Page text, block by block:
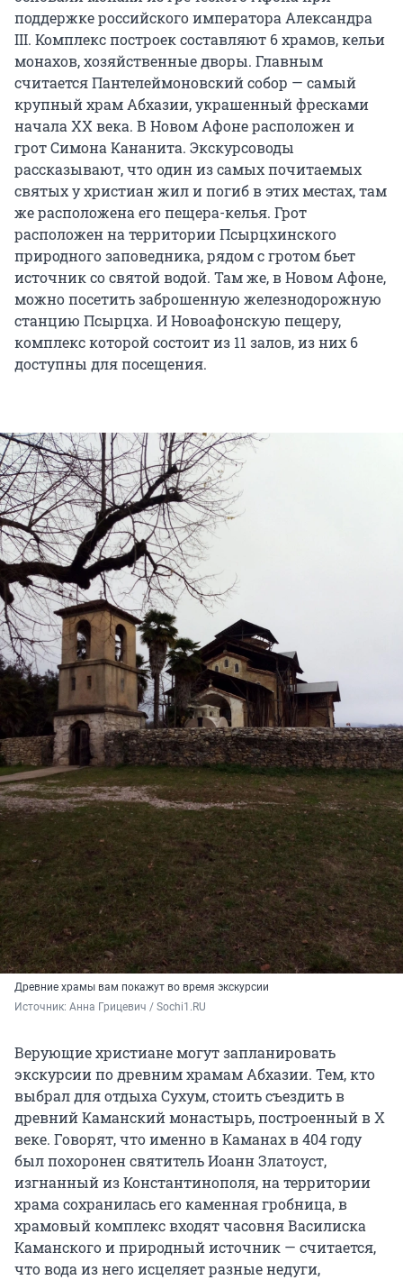
поддержке российского императора Александра
III. Комплекс построек составляют 6 храмов, кельи
монахов, хозяйственные дворы. Главным
считается Пантелеймоновский собор — самый
крупный храм Абхазии, украшенный фресками
начала XX века. В Новом Афоне расположен и
грот Симона Кананита. Экскурсоводы
рассказывают, что один из самых почитаемых
святых у христиан жил и погиб в этих местах, там
же расположена его пещера-келья. Грот
расположен на территории Псырцхинского
природного заповедника, рядом с гротом бьет
источник со святой водой. Там же, в Новом Афоне,
можно посетить заброшенную железнодорожную
станцию Псырцха. И Новоафонскую пещеру,
комплекс которой состоит из 11 залов, из них 6
доступны для посещения.
Древние храмы вам покажут во время экскурсии
Источник: Анна Грицевич / Sochi1.RU
Верующие христиане могут запланировать
экскурсии по древним храмам Абхазии. Тем, кто
выбрал для отдыха Сухум, стоить съездить в
древний Каманский монастырь, построенный в X
веке. Говорят, что именно в Каманах в 404 году
был похоронен святитель Иоанн Златоуст,
изгнанный из Константинополя, на территории
храма сохранилась его каменная гробница, в
храмовый комплекс входят часовня Василиска
Каманского и природный источник — считается,
что вода из него исцеляет разные недуги,